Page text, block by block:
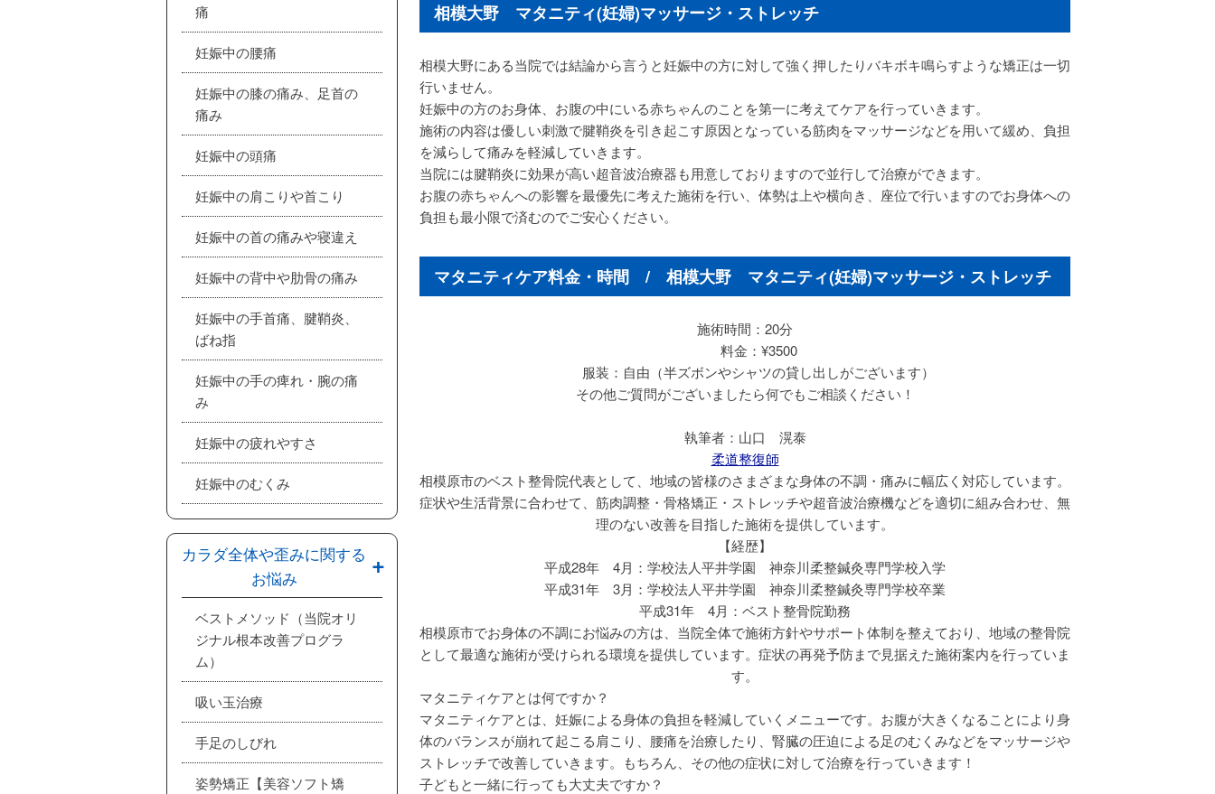
相模大野 マタニティ(妊婦)マッサージ・ストレッチ
相模大野にある当院では結論から言うと妊娠中の方に対して強く押したりバキボキ鳴らすような矯正は一切
行いません。
妊娠中の方のお身体、お腹の中にいる赤ちゃんのことを第一に考えてケアを行っていきます。
施術の内容は優しい刺激で腱鞘炎を引き起こす原因となっている筋肉をマッサージなどを用いて緩め、負担
を減らして痛みを軽減していきます。
当院には腱鞘炎に効果が高い超音波治療器も用意しておりますので並行して治療ができます。
お腹の赤ちゃんへの影響を最優先に考えた施術を行い、体勢は上や横向き、座位で行いますのでお身体への
負担も最小限で済むのでご安心ください。
マタニティケア料金・時間 / 相模大野 マタニティ(妊婦)マッサージ・ストレッチ
施術時間：20分
料金：¥3500
服装：自由（半ズボンやシャツの貸し出しがございます）
その他ご質問がございましたら何でもご相談ください！
執筆者：山口 滉泰
柔道整復師
相模原市のベスト整骨院代表として、地域の皆様のさまざまな身体の不調・痛みに幅広く対応しています。
症状や生活背景に合わせて、筋肉調整・骨格矯正・ストレッチや超音波治療機などを適切に組み合わせ、無
理のない改善を目指した施術を提供しています。
【経歴】
平成28年 4月：学校法人平井学園 神奈川柔整鍼灸専門学校入学
平成31年 3月：学校法人平井学園 神奈川柔整鍼灸専門学校卒業
平成31年 4月：ベスト整骨院勤務
相模原市でお身体の不調にお悩みの方は、当院全体で施術方針やサポート体制を整えており、地域の整骨院
として最適な施術が受けられる環境を提供しています。症状の再発予防まで見据えた施術案内を行っていま
す。
マタニティケアとは何ですか？
マタニティケアとは、妊娠による身体の負担を軽減していくメニューです。お腹が大きくなることにより身
体のバランスが崩れて起こる肩こり、腰痛を治療したり、腎臓の圧迫による足のむくみなどをマッサージや
ストレッチで改善していきます。もちろん、その他の症状に対して治療を行っていきます！
子どもと一緒に行っても大丈夫ですか？
痛
妊娠中の腰痛
妊娠中の膝の痛み、足首の
痛み
妊娠中の頭痛
妊娠中の肩こりや首こり
妊娠中の首の痛みや寝違え
妊娠中の背中や肋骨の痛み
妊娠中の手首痛、腱鞘炎、
ばね指
妊娠中の手の痺れ・腕の痛
み
妊娠中の疲れやすさ
妊娠中のむくみ
カラダ全体や歪みに関する
お悩み
ベストメソッド（当院オリ
ジナル根本改善プログラ
ム）
吸い玉治療
手足のしびれ
姿勢矯正【美容ソフト矯